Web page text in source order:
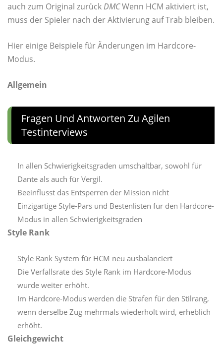
auch zum Original zurückDMCWenn HCM aktiviert ist,
muss der Spieler nach der Aktivierung auf Trab bleiben.
Hier einige Beispiele für Änderungen im Hardcore-
Modus.
Allgemein
Fragen Und Antworten Zu Agilen
Testinterviews
In allen Schwierigkeitsgraden umschaltbar, sowohl für
Dante als auch für Vergil.
Beeinflusst das Entsperren der Mission nicht
Einzigartige Style-Pars und Bestenlisten für den Hardcore-
Modus in allen Schwierigkeitsgraden
Style Rank
Style Rank System für HCM neu ausbalanciert
Die Verfallsrate des Style Rank im Hardcore-Modus
wurde weiter erhöht.
Im Hardcore-Modus werden die Strafen für den Stilrang,
wenn derselbe Zug mehrmals wiederholt wird, erheblich
erhöht.
Gleichgewicht